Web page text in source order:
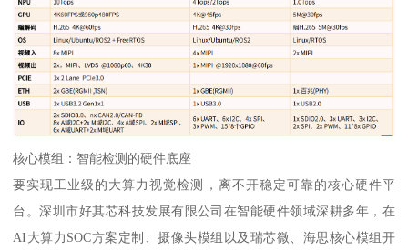
核心模组：智能检测的硬件底座
要实现工业级的大算力视觉检测，离不开稳定可靠的核心硬件平
台。深圳市好其芯科技发展有限公司在智能硬件领域深耕多年，在
AI大算力SOC方案定制、摄像头模组以及瑞芯微、海思核心模组开